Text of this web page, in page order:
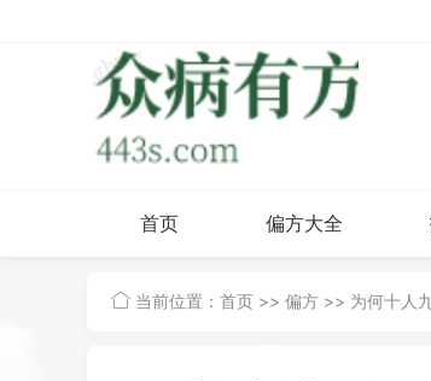
首页 偏方大全
当前位置： 首页 >> 偏方 >> 为何十人